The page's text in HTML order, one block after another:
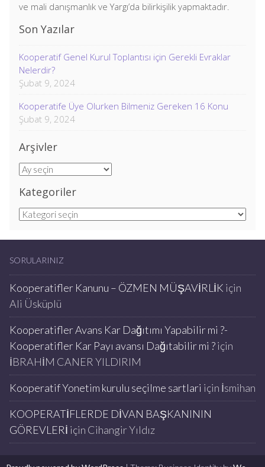
ve mali danışmanlık ve Yargı’da bilirkişilik yapmaktadır.
Son Yazılar
Kooperatif Genel Kurul Toplantısı için Gerekli Evraklar
Nelerdir?
Şubat 9, 2024
Kooperatife Üye Olurken Bilmeniz Gereken 16 Konu
Şubat 9, 2024
Arşivler
Arşivler
Kategoriler
Kategoriler
SORULARINIZ
Kooperatifler Kanunu – ÖZMEN MÜŞAVİRLİK için
Ali Üsküplü
Kooperatifler Avans Kar Dağıtımı Yapabilir mi ?-
Kooperatifler Kar Payı avansı Dağıtabilir mi ?için
İBRAHİM CANER YILDIRIM
Kooperatif Yonetim kurulu seçilme sartlari için İsmihan
KOOPERATİFLERDE DİVAN BAŞKANININ
GÖREVLERİ için Cihangir Yıldız